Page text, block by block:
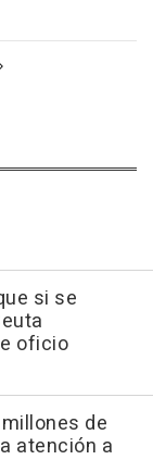
si se
oficio
de
atención a